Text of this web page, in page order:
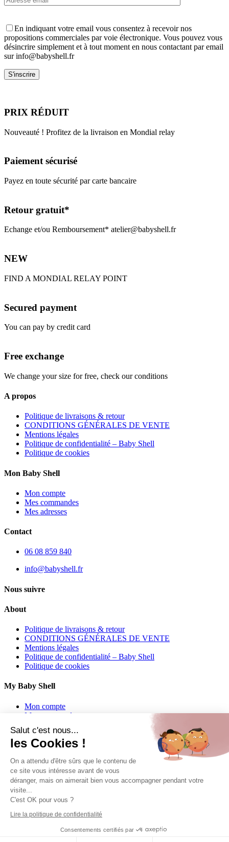
En indiquant votre email vous consentez à recevoir nos
propositions commerciales par voie électronique. Vous pouvez vous
désincrire simplement et à tout moment en nous contactant par email
sur info@babyshell.fr
PRIX RÉDUIT
Nouveauté ! Profitez de la livraison en Mondial relay
Paiement sécurisé
Payez en toute sécurité par carte bancaire
Retour gratuit*
Echange et/ou Remboursement* atelier@babyshell.fr
NEW
FIND A MONDIAL RELAY POINT
Secured payment
You can pay by credit card
Free exchange
We change your size for free, check our conditions
A propos
Politique de livraisons & retour
CONDITIONS GÉNÉRALES DE VENTE
Mentions légales
Politique de confidentialité – Baby Shell
Politique de cookies
Mon Baby Shell
Mon compte
Mes commandes
Mes adresses
Contact
06 08 859 840
info@babyshell.fr
Nous suivre
About
Politique de livraisons & retour
CONDITIONS GÉNÉRALES DE VENTE
Mentions légales
Politique de confidentialité – Baby Shell
Politique de cookies
My Baby Shell
Mon compte
Mes commandes
Contact
06 62 27 22 01
info@babyshell.fr
Follow us
Salut c'est nous...
les Cookies !
On a attendu d'être sûrs que le contenu de
ce site vous intéresse avant de vous
déranger, mais on aimerait bien vous accompagner pendant votre
visite...
C'est OK pour vous ?
Lire la politique de confidentialité
Consentements certifiés par